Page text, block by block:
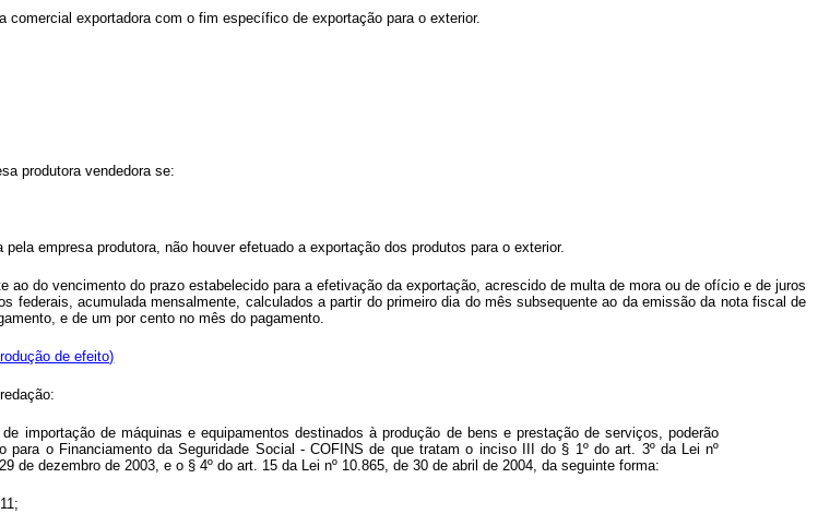
exportadora com o fim específico de exportação para o exterior.
produtora vendedora se:
empresa produtora, não houver efetuado a exportação dos produtos para o exterior.
do vencimento do prazo estabelecido para a efetivação da exportação, acrescido de multa de mora ou de ofício e de juros
acumulada mensalmente, calculados a partir do primeiro dia do mês subsequente ao da emissão da nota fiscal de
e de um por cento no mês do pagamento.
de efeito)
importação de máquinas e equipamentos destinados à produção de bens e prestação de serviços, poderão
o Financiamento da Seguridade Social - COFINS de que tratam o inciso III do § 1º do art. 3º da Lei nº
de dezembro de 2003, e o § 4º do art. 15 da Lei nº 10.865, de 30 de abril de 2004, da seguinte forma: